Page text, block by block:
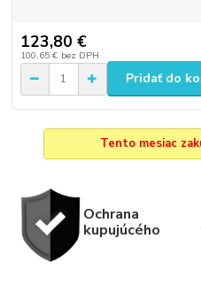
123,80 €
100,65 € bez DPH
Pridať do
Tento mesiac
Ochrana
kupujúcého